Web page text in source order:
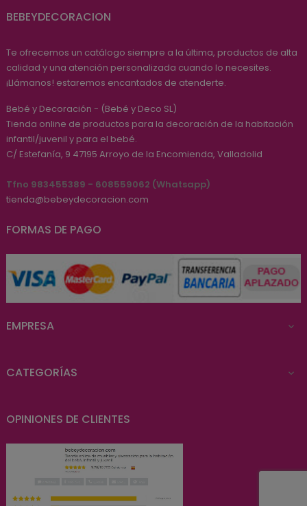
BEBEYDECORACION
Te ofrecemos un catálogo siempre a la última, productos de alta
calidad y una atención personalizada cuando lo necesites.
¡Llámanos! estaremos encantados de atenderte.
Bebé y Decoración - (Bebé y Deco SL)
Tienda online de productos para la decoración de la habitación
infantil/juvenil y para el bebé.
C/ Estefanía, 9 47195 Arroyo de la Encomienda, Valladolid
Tfno 983455389 - 608559062 (Whatsapp)
tienda@bebeydecoracion.com
FORMAS DE PAGO
EMPRESA 
CATEGORÍAS 
OPINIONES DE CLIENTES